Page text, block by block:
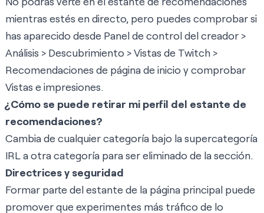
mientras estés en directo, pero puedes comprobar si
has aparecido desde Panel de control del creador >
Análisis > Descubrimiento > Vistas de Twitch >
Recomendaciones de página de inicio y comprobar
Vistas e impresiones.
¿Cómo se puede retirar mi perfil del estante de
recomendaciones?
Cambia de cualquier categoría bajo lasupercategoría
IRLa otra categoría para ser eliminado de la sección.
Directrices y seguridad
Formar parte del estante de la página principal puede
promover que experimentes más tráfico de lo